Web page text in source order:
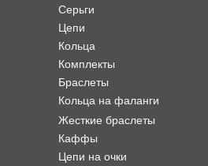
Серьги
Цепи
Кольца
Комплекты
Браслеты
Кольца на фаланги
Жесткие браслеты
Каффы
Цепи на очки